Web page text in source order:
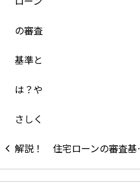
住宅ローンの審査